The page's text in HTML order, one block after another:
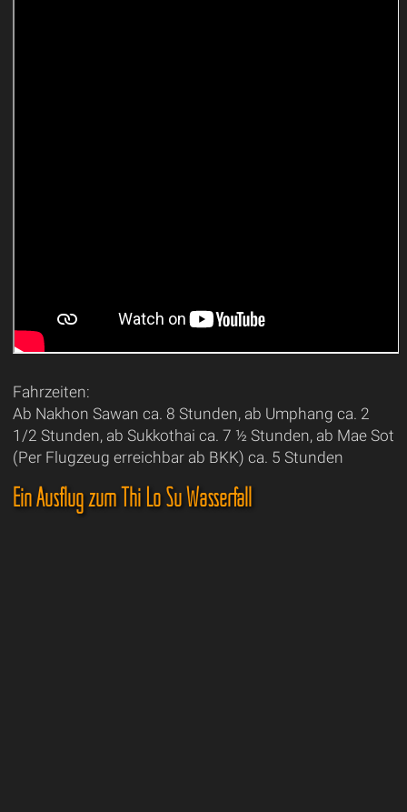
Fahrzeiten:
Ab Nakhon Sawan ca. 8 Stunden, ab Umphang ca. 2
1/2 Stunden, ab Sukkothai ca. 7 ½ Stunden, ab Mae Sot
(Per Flugzeug erreichbar ab BKK) ca. 5 Stunden
Ein Ausflug zum Thi Lo Su Wasserfall